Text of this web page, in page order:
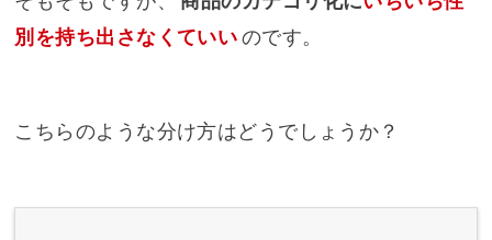
別を持ち出さなくていい のです。
こちらのような分け方はどうでしょうか？